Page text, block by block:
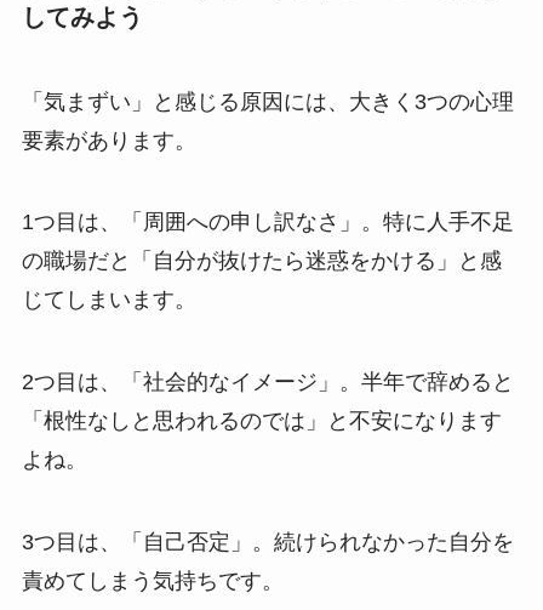
してみよう
「気まずい」と感じる原因には、大きく3つの心理
要素があります。
1つ目は、「周囲への申し訳なさ」。特に人手不足
の職場だと「自分が抜けたら迷惑をかける」と感
じてしまいます。
2つ目は、「社会的なイメージ」。半年で辞めると
「根性なしと思われるのでは」と不安になります
よね。
3つ目は、「自己否定」。続けられなかった自分を
責めてしまう気持ちです。